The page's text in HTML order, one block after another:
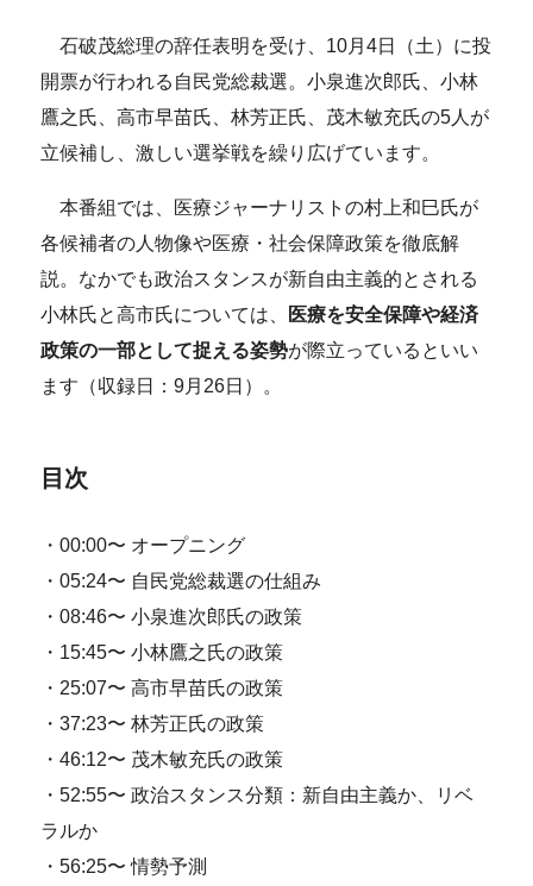
石破茂総理の辞任表明を受け、10月4日（土）に投
開票が行われる自民党総裁選。小泉進次郎氏、小林
鷹之氏、高市早苗氏、林芳正氏、茂木敏充氏の5人が
立候補し、激しい選挙戦を繰り広げています。
本番組では、医療ジャーナリストの村上和巳氏が
各候補者の人物像や医療・社会保障政策を徹底解
説。なかでも政治スタンスが新自由主義的とされる
小林氏と高市氏については、
医療を安全保障や経済
政策の一部として捉える姿勢が際立っているといい
ます（収録日：9月26日）。
目次
・00:00〜 オープニング
・05:24〜 自民党総裁選の仕組み
・08:46〜 小泉進次郎氏の政策
・15:45〜 小林鷹之氏の政策
・25:07〜 高市早苗氏の政策
・37:23〜 林芳正氏の政策
・46:12〜 茂木敏充氏の政策
・52:55〜 政治スタンス分類：新自由主義か、リベ
ラルか
・56:25〜 情勢予測